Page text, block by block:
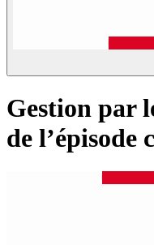
Gestion par
de l’épisode